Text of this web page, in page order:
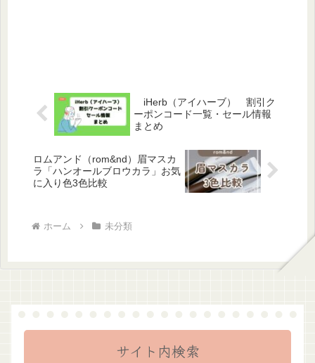
iHerb（アイハーブ） 割引ク
ーポンコード一覧・セール情報
まとめ
ロムアンド（rom&nd）眉マスカ
ラ「ハンオールブロウカラ」お気
に入り色3色比較
ホーム 未分類
サイト内検索